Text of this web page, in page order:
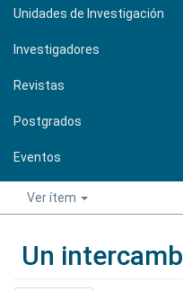
Unidades de Investigación
Investigadores
Revistas
Postgrados
Eventos
Ver ítem
Un